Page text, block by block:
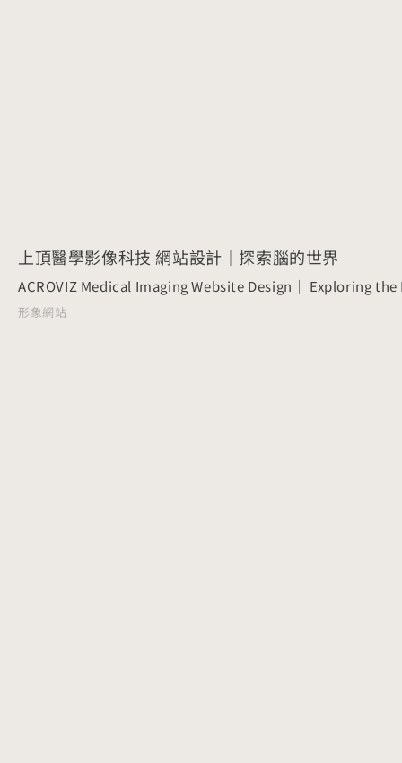
上頂醫學影像科技 網站設計｜探索腦的世界
ACROVIZ Medical Imaging Website Design｜ Exploring
形象網站